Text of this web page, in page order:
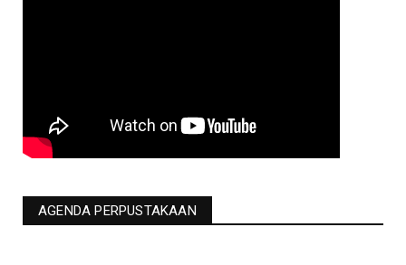
AGENDA PERPUSTAKAAN